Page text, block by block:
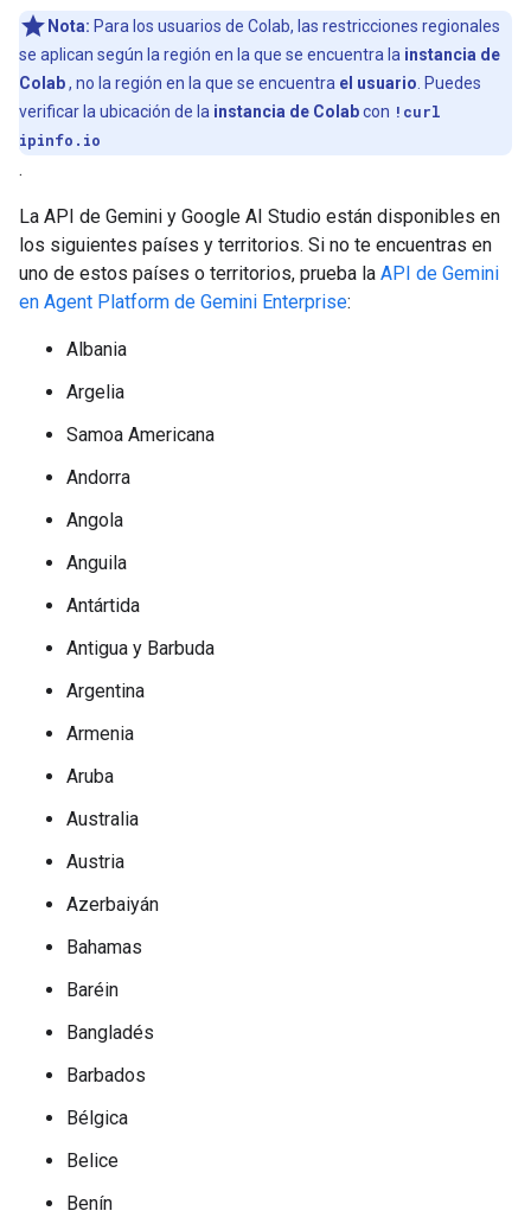
Nota: Para los usuarios de Colab, las restricciones regionales
se aplican según la región en la que se encuentra la instancia de
Colab, no la región en la que se encuentra el usuario . Puedes
verificar la ubicación de la instancia de Colabcon !curl
ipinfo.io
.
La API de Gemini y Google AI Studio están disponibles en
los siguientes países y territorios. Si no te encuentras en
uno de estos países o territorios, prueba la API de Gemini
en Agent Platform de Gemini Enterprise:
Albania
Argelia
Samoa Americana
Andorra
Angola
Anguila
Antártida
Antigua y Barbuda
Argentina
Armenia
Aruba
Australia
Austria
Azerbaiyán
Bahamas
Baréin
Bangladés
Barbados
Bélgica
Belice
Benín